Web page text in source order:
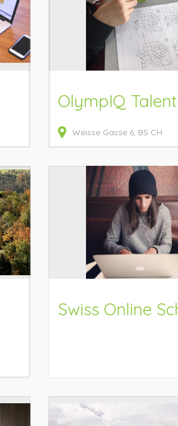
OlympIQ
Weisse Gasse 6 BS CH
Swiss Online